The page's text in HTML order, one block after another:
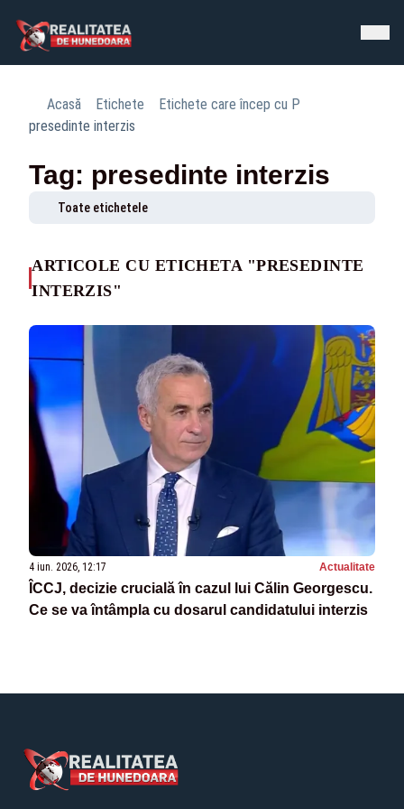
Acasă Etichete
Etichete care încep cu P
presedinte interzis
Tag: presedinte interzis
Toate etichetele
ARTICOLE CU ETICHETA "PRESEDINTE
INTERZIS"
4 iun. 2026, 12:17 Actualitate
ÎCCJ, decizie crucială în cazul lui Călin Georgescu.
Ce se va întâmpla cu dosarul candidatului interzis